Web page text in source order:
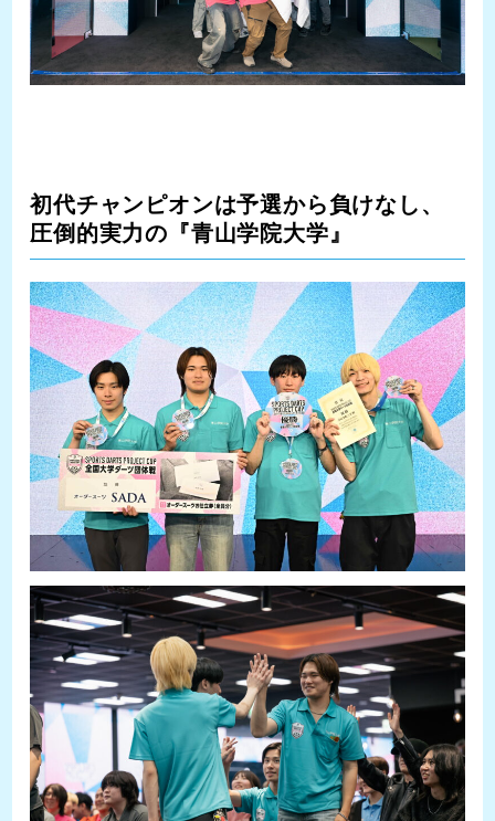
初代チャンピオンは予選から負けなし、
圧倒的実力の『青山学院大学』